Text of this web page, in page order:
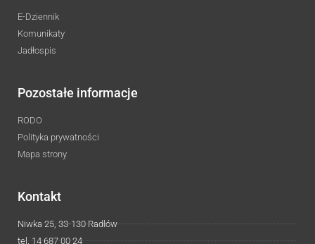
E-Dziennik
Komunikaty
Jadłospis
Pozostałe informacje
RODO
Polityka prywatności
Mapa strony
Kontakt
Niwka 25, 33-130 Radłów
tel. 14 687 00 24